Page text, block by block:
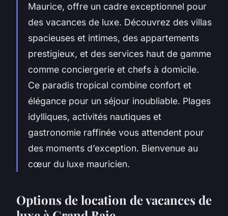
Maurice, offre un cadre exceptionnel pour
des vacances de luxe. Découvrez des villas
spacieuses et intimes, des appartements
prestigieux, et des services haut de gamme
comme conciergerie et chefs à domicile.
Ce paradis tropical combine confort et
élégance pour un séjour inoubliable. Plages
idylliques, activités nautiques et
gastronomie raffinée vous attendent pour
des moments d’exception. Bienvenue au
cœur du luxe mauricien.
Options de location de vacances de